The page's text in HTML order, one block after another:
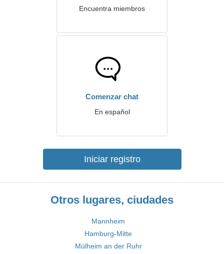
Encuentra miembros
Comenzar chat
En español
Iniciar registro
Otros lugares, ciudades
Mannheim
Hamburg-Mitte
Mülheim an der Ruhr